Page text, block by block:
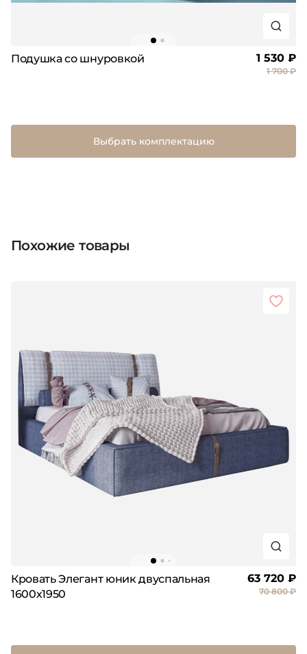
Подушка со шнуровкой 1 530 ₽
1 700 ₽
Выбрать комплектацию
Похожие товары
Кровать Элегант юник двуспальная
1600х1950
63 720 ₽
70 800 ₽